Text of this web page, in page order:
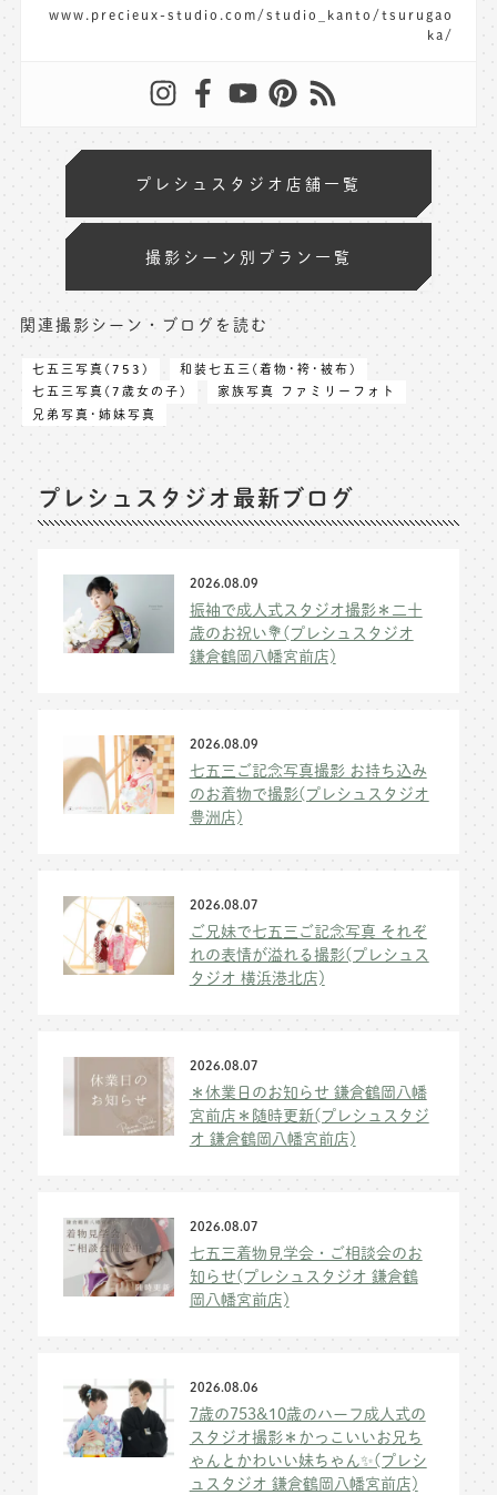
www.precieux-studio.com/studio_kanto/tsurugao
ka/
プレシュスタジオ店舗一覧
撮影シーン別プラン一覧
関連撮影シーン・ブログを読む
七五三写真(753)
和装七五三(着物･袴･被布)
七五三写真(7歳女の子)
家族写真 ファミリーフォト
兄弟写真･姉妹写真
プレシュスタジオ最新ブログ
2026.08.09
振袖で成人式スタジオ撮影＊二十
歳のお祝い💐(プレシュスタジオ
鎌倉鶴岡八幡宮前店)
2026.08.09
七五三ご記念写真撮影 お持ち込み
のお着物で撮影(プレシュスタジオ
豊洲店)
2026.08.07
ご兄妹で七五三ご記念写真 それぞ
れの表情が溢れる撮影(プレシュス
タジオ 横浜港北店)
2026.08.07
＊休業日のお知らせ 鎌倉鶴岡八幡
宮前店＊随時更新(プレシュスタジ
オ 鎌倉鶴岡八幡宮前店)
2026.08.07
七五三着物見学会・ご相談会のお
知らせ(プレシュスタジオ 鎌倉鶴
岡八幡宮前店)
2026.08.06
7歳の753&10歳のハーフ成人式の
スタジオ撮影＊かっこいいお兄ち
ゃんとかわいい妹ちゃん✨(プレシ
ュスタジオ 鎌倉鶴岡八幡宮前店)